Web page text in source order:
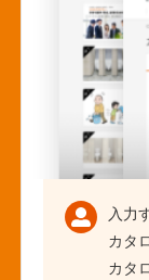
入力
カタ
カタ